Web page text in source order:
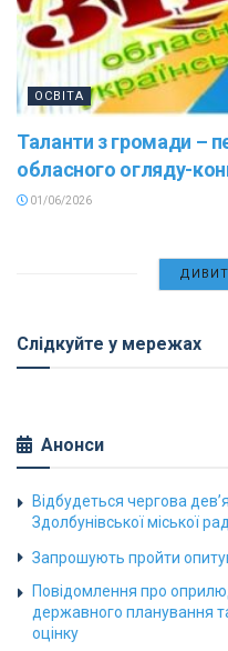
ОСВІТА
Таланти з громади –
обласного огляду-
01/06/2026
Слідкуйте у мережах
Анонси
Відбудеться чергова
Здолбунівської міської
Запрошують пройти
Повідомлення про
державного планування та
оцінку